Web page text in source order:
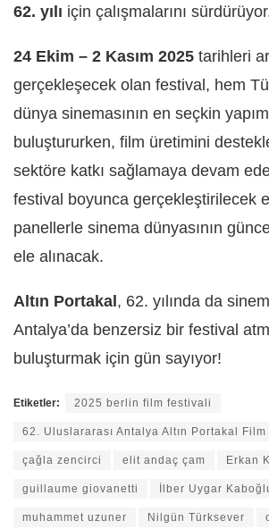
62. yılı için çalışmalarını
24 Ekim – 2 Kasım 2025 tarihleri
gerçekleşecek olan festival, hem
dünya sinemasının en seçkin
buluştururken, film üretimini
sektöre katkı sağlamaya devam
festival boyunca gerçekleştirilecek
panellerle sinema dünyasının
ele alınacak.
Altın Portakal , 62. yılında da
Antalya’da benzersiz bir festival
buluşturmak için gün sayıyor!
Etiketler: 2025 berlin film festivali
62. Uluslararası Antalya Altın Portakal
çağla zencirci elit andaç çam Erkan
guillaume giovanetti İlber Uygar
muhammet uzuner Nilgün Türksever